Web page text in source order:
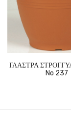
ΓΛΑΣΤΡΑ
No 237